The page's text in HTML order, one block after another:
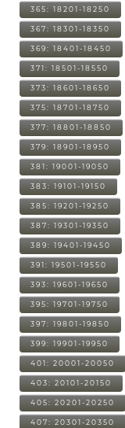
365: 18201-18250
367: 18301-18350
369: 18401-18450
371: 18501-18550
373: 18601-18650
375: 18701-18750
377: 18801-18850
379: 18901-18950
381: 19001-19050
383: 19101-19150
385: 19201-19250
387: 19301-19350
389: 19401-19450
391: 19501-19550
393: 19601-19650
395: 19701-19750
397: 19801-19850
399: 19901-19950
401: 20001-20050
403: 20101-20150
405: 20201-20250
407: 20301-20350